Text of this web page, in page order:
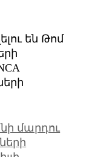
են Թոմ
մարդու